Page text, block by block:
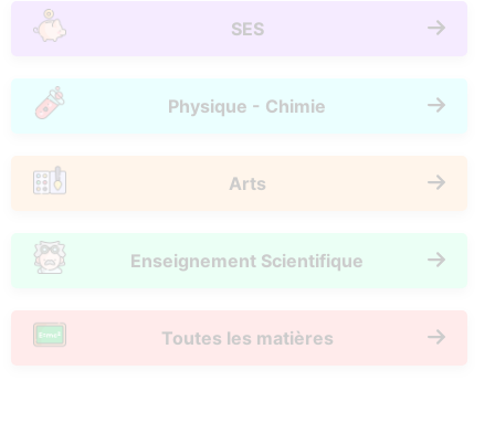
SES
Physique - Chimie
Arts
Enseignement Scientifique
Toutes les matières